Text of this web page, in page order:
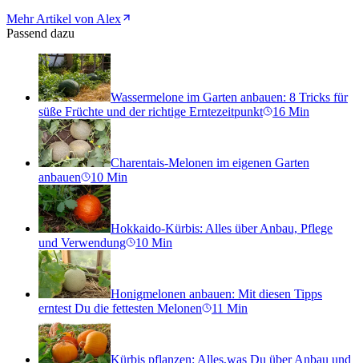
Mehr Artikel von Alex
Passend dazu
Wassermelone im Garten anbauen: 8 Tricks für
süße Früchte und der richtige Erntezeitpunkt
16 Min
Charentais-Melonen im eigenen Garten
anbauen
10 Min
Hokkaido-Kürbis: Alles über Anbau, Pflege
und Verwendung
10 Min
Honigmelonen anbauen: Mit diesen Tipps
erntest Du die fettesten Melonen
11 Min
Kürbis pflanzen: Alles,was Du über Anbau und